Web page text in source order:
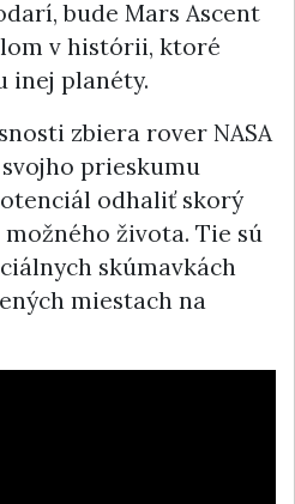
bude Mars Ascent
v histórii, ktoré
inej planéty.
zbiera rover NASA
prieskumu
odhaliť skorý
života. Tie sú
skúmavkách
miestach na